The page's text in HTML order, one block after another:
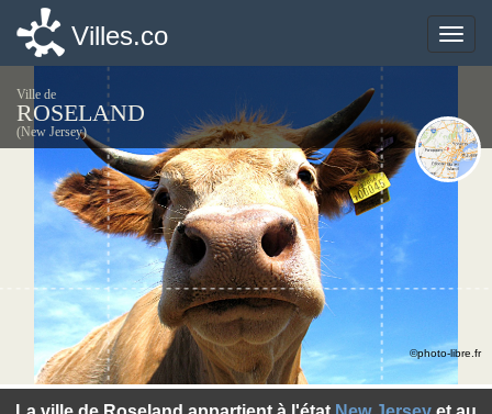
Toggle
Villes.co
Ville de
ROSELAND
(New Jersey)
©photo-libre.fr
Toggle
Villes.co